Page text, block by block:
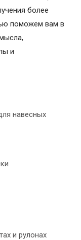
более
поможем вам в
и
навесных
и рулонах